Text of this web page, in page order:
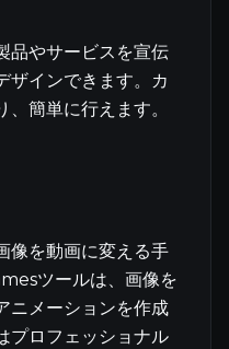
品やサービスを宣伝
ザインできます。カ
簡単に行えます。
像を動画に変える手
ツールは、画像を
ニメーションを作成
プロフェッショナル